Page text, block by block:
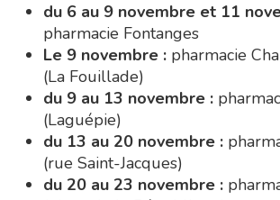
(rue Saint-Jacques)
du 20 au 23 novembre :
(place de la République)
Du 23 au 27 novembre :
Dumas (La Fouillade)
du 27 novembre au 4
Carnus (rue Marcellin-Fabre)
du 4 au 7 décembre :
allées Aristide Briand)